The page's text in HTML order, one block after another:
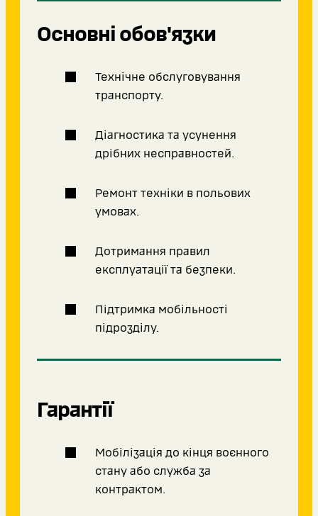
Основні обов'язки
Технічне обслуговування
транспорту.
Діагностика та усунення
дрібних несправностей.
Ремонт техніки в польових
умовах.
Дотримання правил
експлуатації та безпеки.
Підтримка мобільності
підрозділу.
Гарантії
Мобілізація до кінця воєнного
стану або служба за
контрактом.